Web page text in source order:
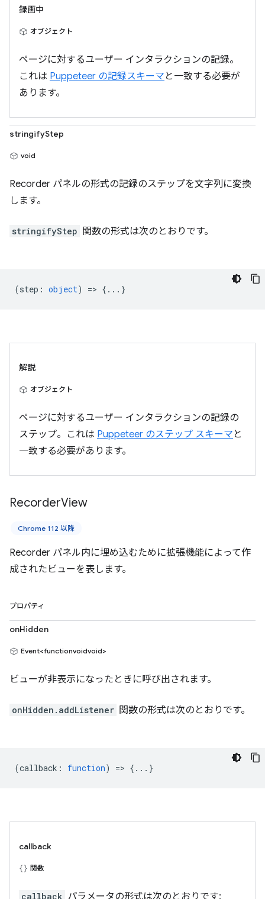
録画中
オブジェクト
ページに対するユーザー インタラクションの記録。
これは Puppeteer の記録スキーマ と一致する必要が
あります。
stringifyStep
void
Recorder パネルの形式の記録のステップを文字列に変換
します。
stringifyStep 関数の形式は次のとおりです。
(step : object) => {...}
解説
オブジェクト
ページに対するユーザー インタラクションの記録の
ステップ。これは Puppeteer のステップ スキーマ と
一致する必要があります。
RecorderView
Chrome 112 以降
Recorder パネル内に埋め込むために拡張機能によって作
成されたビューを表します。
プロパティ
onHidden
Event<functionvoidvoid>
ビューが非表示になったときに呼び出されます。
onHidden.addListener 関数の形式は次のとおりです。
(callback : function) => {...}
callback
関数
callback パラメータの形式は次のとおりです: